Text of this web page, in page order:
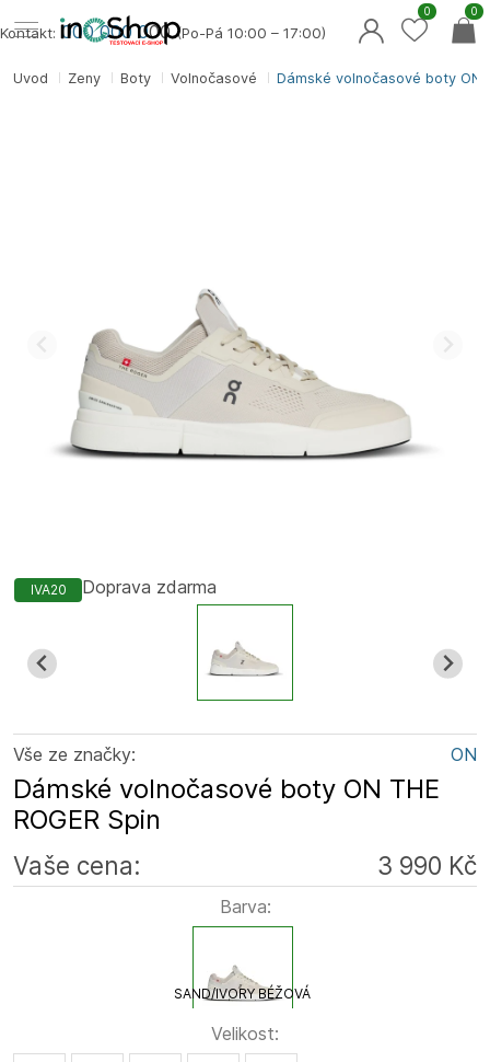
Úvod Ženy Boty Volnočasové Dámské volnočasové boty ON
IVA20
Vše ze značky: ON
Dámské volnočasové boty ON THE
ROGER Spin
Vaše cena: 3 990 Kč
Barva:
SAND/IVORY BÉŽOVÁ
Velikost:
Doprava zdarma
Kontakt: 000 000 000(Po-Pá 10:00 – 17:00)
0
0